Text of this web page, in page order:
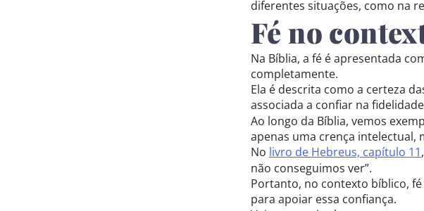
diferentes situações, como na
Fé no
Na Bíblia, a fé é apresentada
completamente.
Ela é descrita como a certeza
associada a confiar na
Ao longo da Bíblia, vemos
apenas uma crença intelectual,
No livro de Hebreus, capítulo 11
não conseguimos ver”.
Portanto, no contexto bíblico,
para apoiar essa confiança.